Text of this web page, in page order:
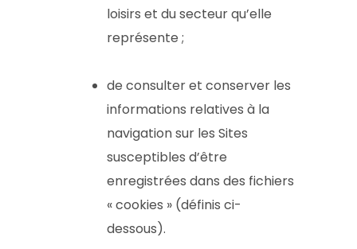
loisirs et du secteur qu’elle
représente ;
de consulter et conserver les
informations relatives à la
navigation sur les Sites
susceptibles d’être
enregistrées dans des fichiers
« cookies » (définis ci-
dessous).